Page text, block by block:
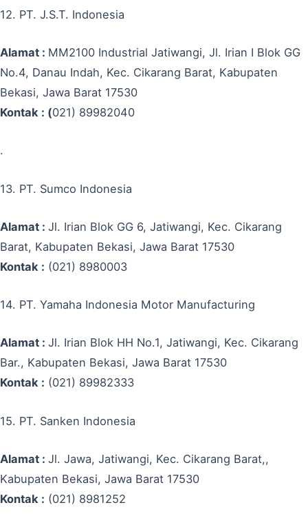
12. PT. J.S.T. Indonesia
Alamat : MM2100 Industrial Jatiwangi, Jl. Irian I Blok GG
No.4, Danau Indah, Kec. Cikarang Barat, Kabupaten
Bekasi, Jawa Barat 17530
Kontak : (021) 89982040
.
13. PT. Sumco Indonesia
Alamat : Jl. Irian Blok GG 6, Jatiwangi, Kec. Cikarang
Barat, Kabupaten Bekasi, Jawa Barat 17530
Kontak : (021) 8980003
14. PT. Yamaha Indonesia Motor Manufacturing
Alamat : Jl. Irian Blok HH No.1, Jatiwangi, Kec. Cikarang
Bar., Kabupaten Bekasi, Jawa Barat 17530
Kontak : (021) 89982333
15. PT. Sanken Indonesia
Alamat : Jl. Jawa, Jatiwangi, Kec. Cikarang Barat,,
Kabupaten Bekasi, Jawa Barat 17530
Kontak : (021) 8981252